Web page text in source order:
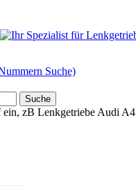
Suche)
Suche
ein, zB Lenkgetriebe Audi A4